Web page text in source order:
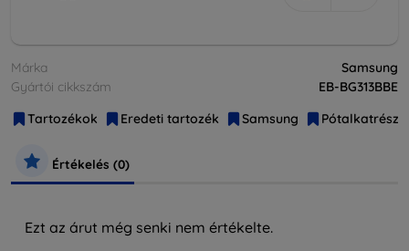
Márka
Samsung
Gyártói cikkszám
EB-BG313BBE
Tartozékok
Eredeti tartozék Samsung
Értékelés (0)
Ezt az árut még senki nem értékelte.